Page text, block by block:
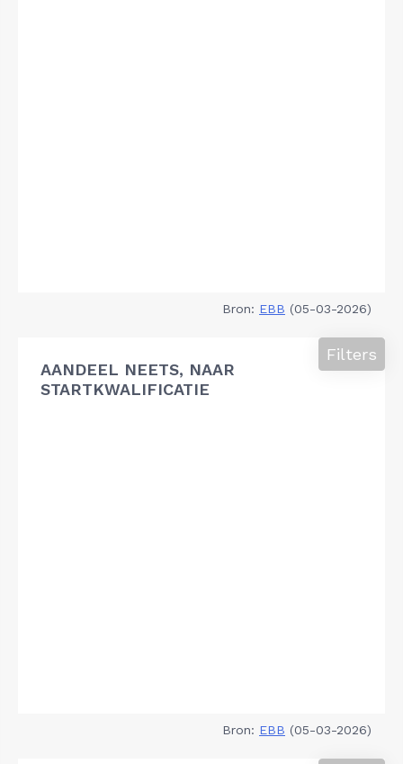
Bron: EBB (05-03-2026)
AANDEEL NEETS, NAAR
STARTKWALIFICATIE
Filters
Bron: EBB (05-03-2026)